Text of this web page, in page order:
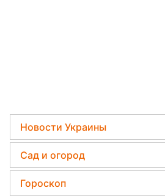
Новости Украины
Пенсии в Украине
Мобилизация
Политика
Сад и огород
Садовод назвал самое
Гороскоп